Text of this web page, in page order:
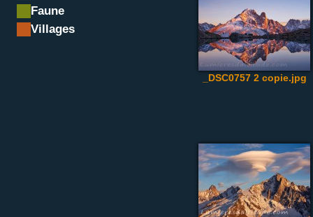
Faune
Villages
_DSC0757 2 copie.jpg